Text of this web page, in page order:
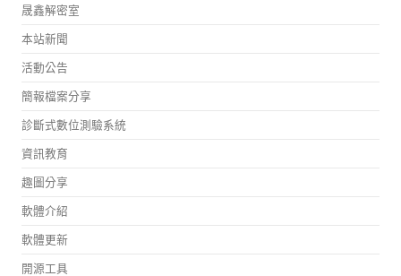
晟鑫解密室
本站新聞
活動公告
簡報檔案分享
診斷式數位測驗系統
資訊教育
趣圖分享
軟體介紹
軟體更新
開源工具